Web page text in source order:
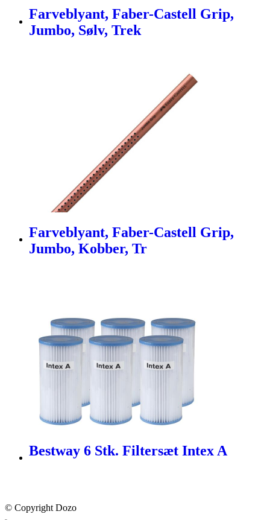
Farveblyant, Faber-Castell Grip,
Jumbo, Sølv, Trek
Farveblyant, Faber-Castell Grip,
Jumbo, Kobber, Tr
Bestway 6 Stk. Filtersæt Intex A
© Copyright Dozo